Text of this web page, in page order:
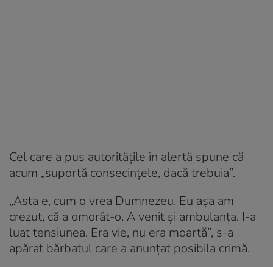
Cel care a pus autoritățile în alertă spune că
acum „suportă consecințele, dacă trebuia”.
„Asta e, cum o vrea Dumnezeu. Eu așa am
crezut, că a omorât-o. A venit și ambulanța. I-a
luat tensiunea. Era vie, nu era moartă”, s-a
apărat bărbatul care a anunțat posibila crimă.